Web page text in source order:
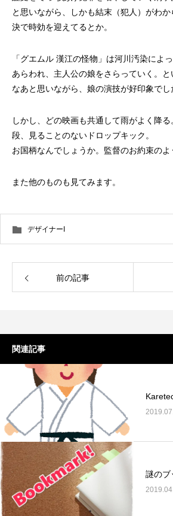
と思いながら、しかも結末（犯人）がわ
決で時効を迎えてるとか。
「グエムル 漢江の怪物」は河川汚染によ
あらわれ、主人公の娘をさらっていく。
なあと思いながら、娘の演技が好印象でし
しかし、どの映画も共通して雨がよく降
段、見ることのないドロップキック。
お国柄なんでしょうか。監督のお約束のよ
また他のものも見てみます。
デザイナーI
前の記事
関連記事
謎のブ